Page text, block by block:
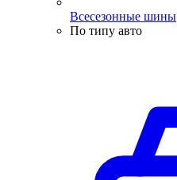
Всесезонные шины
По типу авто